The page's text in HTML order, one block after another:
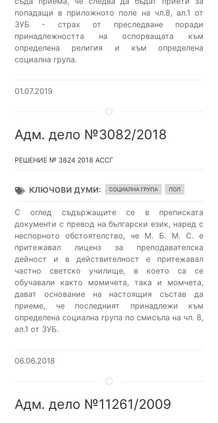
попадащи в приложното поле на чл.8, ал.1 от
ЗУБ - страх от преследване поради
принадлежността на оспорващата към
определена религия и към определена
социална група.
01.07.2019
Адм. дело №3082/2018
РЕШЕНИЕ № 3824 2018 АССГ
КЛЮЧОВИ ДУМИ СОЦИАЛНА ГРУПА ПОЛ
С оглед съдържащите се в преписката
документи с превод на български език, наред с
неспорното обстоятелство, че М. Б. М. С. е
притежавал лиценз за преподавателска
дейност и в действителност е притежавал
частно светско училище, в което са се
обучавали както момичета, така и момчета,
дават основание на настоящия състав да
приеме, че последният принадлежи към
определена социална група по смисъла на чл. 8,
ал.1 от ЗУБ.
06.06.2018
Адм. дело №11261/2009